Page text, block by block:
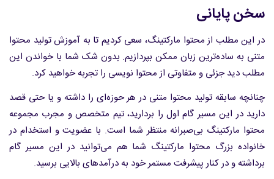
سخن پایانی
در این مطلب از محتوا مارکتینگ، سعی کردیم تا به آموزش تولید محتوا
متنی به ساده‌ترین زبان ممکن بپردازیم. بدون شک شما با خواندن این
مطلب دید جزئی و متفاوتی از محتوا نویسی را تجربه خواهید کرد.
چنانچه سابقه تولید محتوا متنی در هر حوزه‌ای را داشته و یا حتی قصد
دارید در این مسیر گام اول را بردارید، تیم متخصص و مجرب مجموعه
محتوا مارکتینگ بی‌صبرانه منتظر شما است. با عضویت و استخدام در
خانواده بزرگ محتوا مارکتینگ شما هم می‌توانید در این مسیر گام
برداشته و در کنار پیشرفت مستمر خود به درآمدهای بالایی برسید.